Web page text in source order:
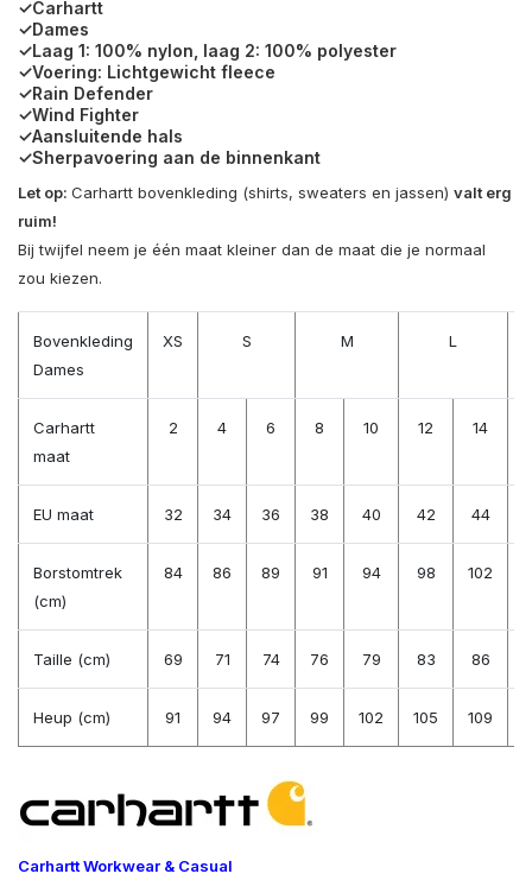
✓Carhartt
✓Dames
✓Laag 1: 100% nylon, laag 2: 100% polyester
✓Voering: Lichtgewicht fleece
✓Rain Defender
✓Wind Fighter
✓Aansluitende hals
✓Sherpavoering aan de binnenkant
Let op: Carhartt bovenkleding (shirts, sweaters en jassen) valt erg
ruim!
Bij twijfel neem je één maat kleiner dan de maat die je normaal
zou kiezen.
Bovenkleding
Dames
XS S M L
Carhartt
maat
2 4 6 8 10 12 14
EU maat 32 34 36 38 40 42 44
Borstomtrek
(cm)
84 86 89 91 94 98 102
Taille (cm) 69 71 74 76 79 83 86
Heup (cm) 91 94 97 99 102 105 109
Carhartt Workwear & Casual